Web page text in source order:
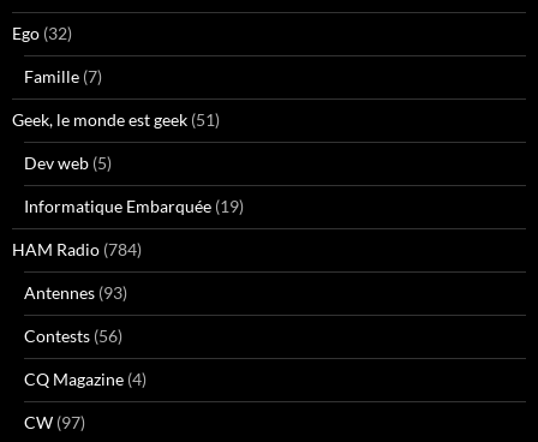
Ego (32)
Famille (7)
Geek, le monde est geek (51)
Dev web (5)
Informatique Embarquée (19)
HAM Radio (784)
Antennes (93)
Contests (56)
CQ Magazine (4)
CW (97)